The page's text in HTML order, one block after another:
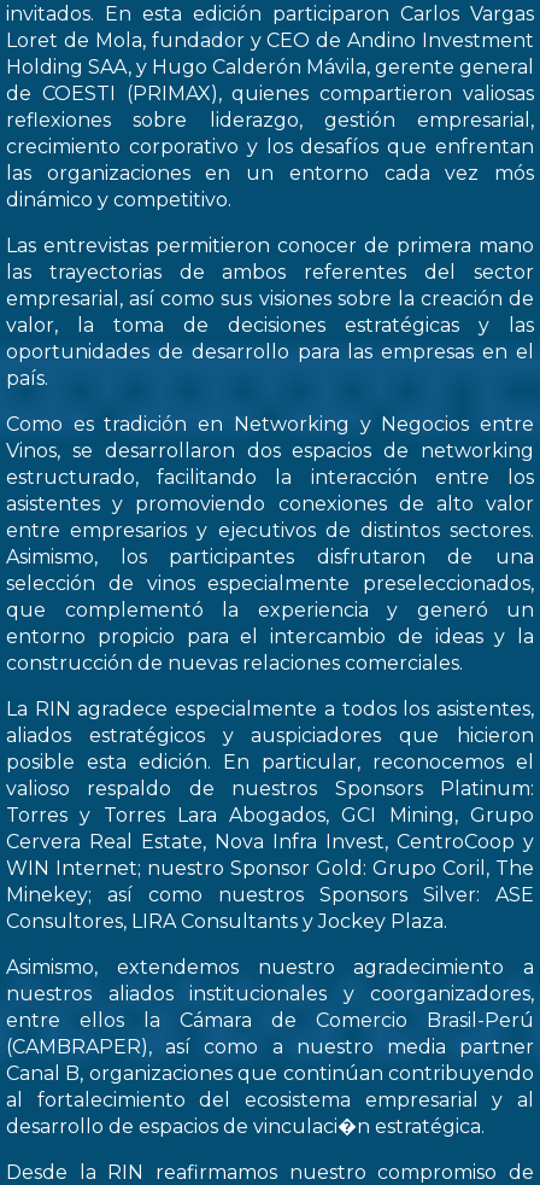
invitados. En esta edición participaron Carlos Vargas
Loret de Mola, fundador y CEO de Andino Investment
Holding SAA, y Hugo Calderón Mávila, gerente general
de COESTI (PRIMAX), quienes compartieron valiosas
reflexiones sobre liderazgo, gestión empresarial,
crecimiento corporativo y los desafíos que enfrentan
las organizaciones en un entorno cada vez mós
dinámico y competitivo.
Las entrevistas permitieron conocer de primera mano
las trayectorias de ambos referentes del sector
empresarial, así como sus visiones sobre la creación de
valor, la toma de decisiones estratégicas y las
oportunidades de desarrollo para las empresas en el
país.
Como es tradición en Networking y Negocios entre
Vinos, se desarrollaron dos espacios de networking
estructurado, facilitando la interacción entre los
asistentes y promoviendo conexiones de alto valor
entre empresarios y ejecutivos de distintos sectores.
Asimismo, los participantes disfrutaron de una
selección de vinos especialmente preseleccionados,
que complementó la experiencia y generó un
entorno propicio para el intercambio de ideas y la
construcción de nuevas relaciones comerciales.
La RIN agradece especialmente a todos los asistentes,
aliados estratégicos y auspiciadores que hicieron
posible esta edición. En particular, reconocemos el
valioso respaldo de nuestros Sponsors Platinum:
Torres y Torres Lara Abogados, GCI Mining, Grupo
Cervera Real Estate, Nova Infra Invest, CentroCoop y
WIN Internet; nuestro Sponsor Gold: Grupo Coril, The
Minekey; así como nuestros Sponsors Silver: ASE
Consultores, LIRA Consultants y Jockey Plaza.
Asimismo, extendemos nuestro agradecimiento a
nuestros aliados institucionales y coorganizadores,
entre ellos la Cámara de Comercio Brasil-Perú
(CAMBRAPER), así como a nuestro media partner
Canal B, organizaciones que continúan contribuyendo
al fortalecimiento del ecosistema empresarial y al
desarrollo de espacios de vinculaci�n estratégica.
Desde la RIN reafirmamos nuestro compromiso de